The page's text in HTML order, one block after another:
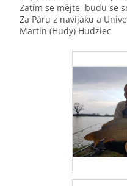
Zatím se mějte, budu se
Za Páru z navijáku a
Martin (Hudy) Hudziec